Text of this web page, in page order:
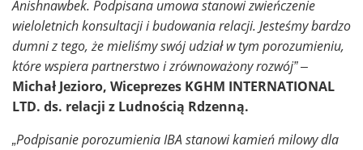
Anishnawbek. Podpisana umowa stanowi zwieńczenie
wieloletnich konsultacji i budowania relacji. Jesteśmy bardzo
dumni z tego, że mieliśmy swój udział w tym porozumieniu,
które wspiera partnerstwo i zrównoważony rozwój” –
Michał Jezioro, Wiceprezes KGHM INTERNATIONAL
LTD. ds. relacji z Ludnością Rdzenną.
„Podpisanie porozumienia IBA stanowi kamień milowy dla